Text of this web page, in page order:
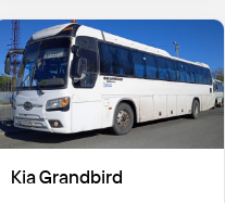
Kia Grandbird